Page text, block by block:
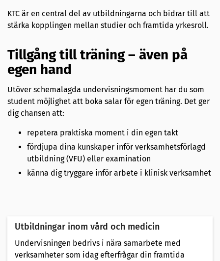
KTC är en central del av utbildningarna och bidrar till att
stärka kopplingen mellan studier och framtida yrkesroll.
Tillgång till träning – även på
egen hand
Utöver schemalagda undervisningsmoment har du som
student möjlighet att boka salar för egen träning. Det ger
dig chansen att:
repetera praktiska moment i din egen takt
fördjupa dina kunskaper inför verksamhetsförlagd
utbildning (VFU) eller examination
känna dig tryggare inför arbete i klinisk verksamhet
Utbildningar inom vård och medicin
Undervisningen bedrivs i nära samarbete med
verksamheter som idag efterfrågar din framtida